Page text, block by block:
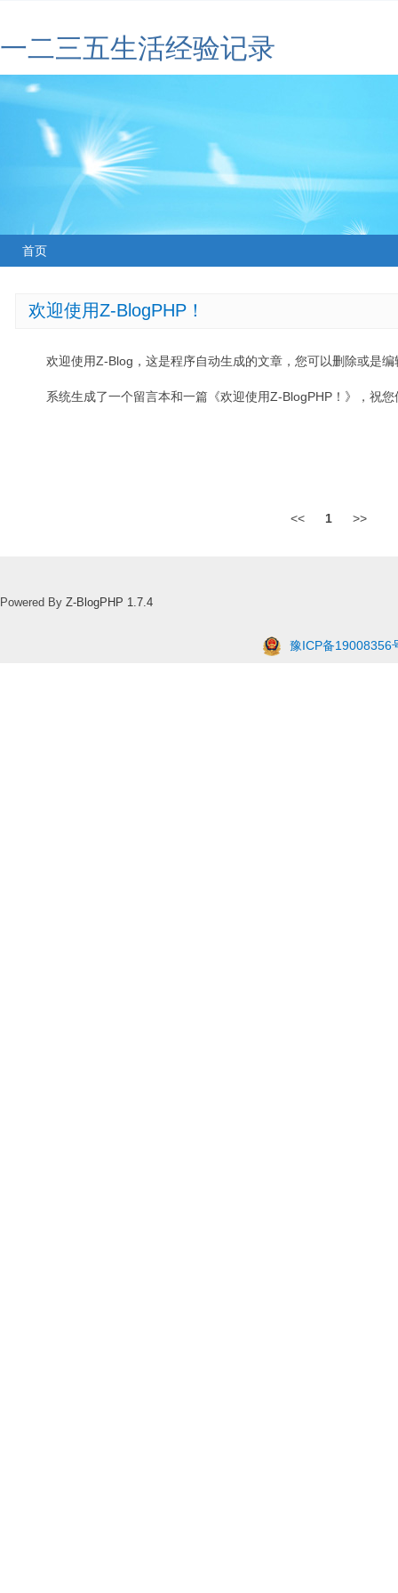
一二三五生活经验记录
首页
欢迎使用Z-BlogPHP！
欢迎使用Z-Blog，这是程序自动生成的文章，您可以删除或是编
系统生成了一个留言本和一篇《欢迎使用Z-BlogPHP！》，祝
<< 1 >>
Powered By Z-BlogPHP 1.7.4
豫ICP备19008356